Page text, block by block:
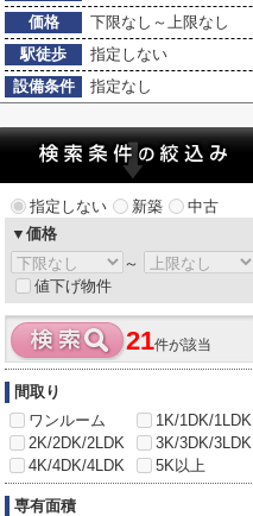
価格
下限なし～上限なし
駅徒歩
指定しない
設備条件
指定なし
指定しない 新築
中古
▼価格
～
値下げ物件
21件が該当
間取り
ワンルーム
1K/1DK/1LDK
2K/2DK/2LDK
3K/3DK/3LDK
4K/4DK/4LDK
5K以上
専有面積